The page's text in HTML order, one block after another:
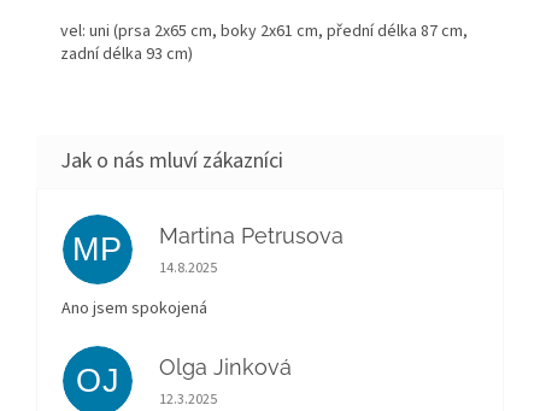
vel: uni (prsa 2x65 cm, boky 2x61 cm, přední délka 87 cm,
zadní délka 93 cm)
MP Martina Petrusova
Hodnocení obchodu je 5 z 5 hvězdiček.
14.8.2025
Ano jsem spokojená
OJ Olga Jinková
Hodnocení obchodu je 5 z 5 hvězdiček.
12.3.2025